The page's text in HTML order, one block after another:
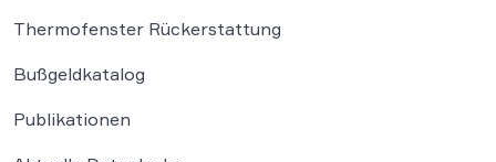
Thermofenster Rückerstattung
Bußgeldkatalog
Publikationen